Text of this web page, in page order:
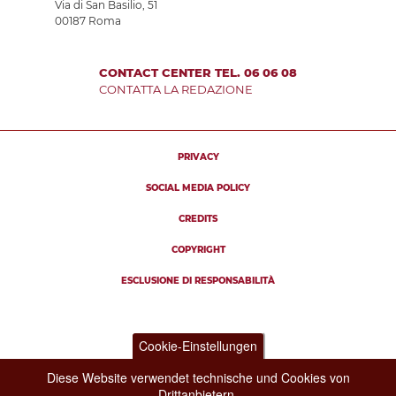
Via di San Basilio, 51
00187 Roma
CONTACT CENTER TEL. 06 06 08
CONTATTA LA REDAZIONE
PRIVACY
SOCIAL MEDIA POLICY
CREDITS
COPYRIGHT
ESCLUSIONE DI RESPONSABILITÀ
Cookie-Einstellungen
Diese Website verwendet technische und Cookies von